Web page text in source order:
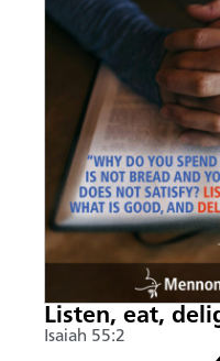
Listen, eat,
Isaiah 55:2